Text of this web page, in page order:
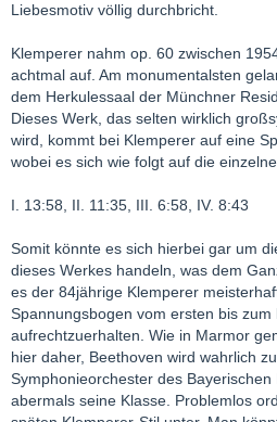
Liebesmotiv völlig durchbricht.
Klemperer nahm op. 60 zwischen
achtmal auf. Am monumentalsten
dem Herkulessaal der Münchner
Dieses Werk, das selten wirklich
wird, kommt bei Klemperer auf eine
wobei es sich wie folgt auf die
I. 13:58, II. 11:35, III. 6:58, IV. 8:43
Somit könnte es sich hierbei gar um
dieses Werkes handeln, was dem
es der 84jährige Klemperer
Spannungsbogen vom ersten bis zum
aufrechtzuerhalten. Wie in Marmor
hier daher, Beethoven wird wahrlich
Symphonieorchester des
abermals seine Klasse. Problemlos